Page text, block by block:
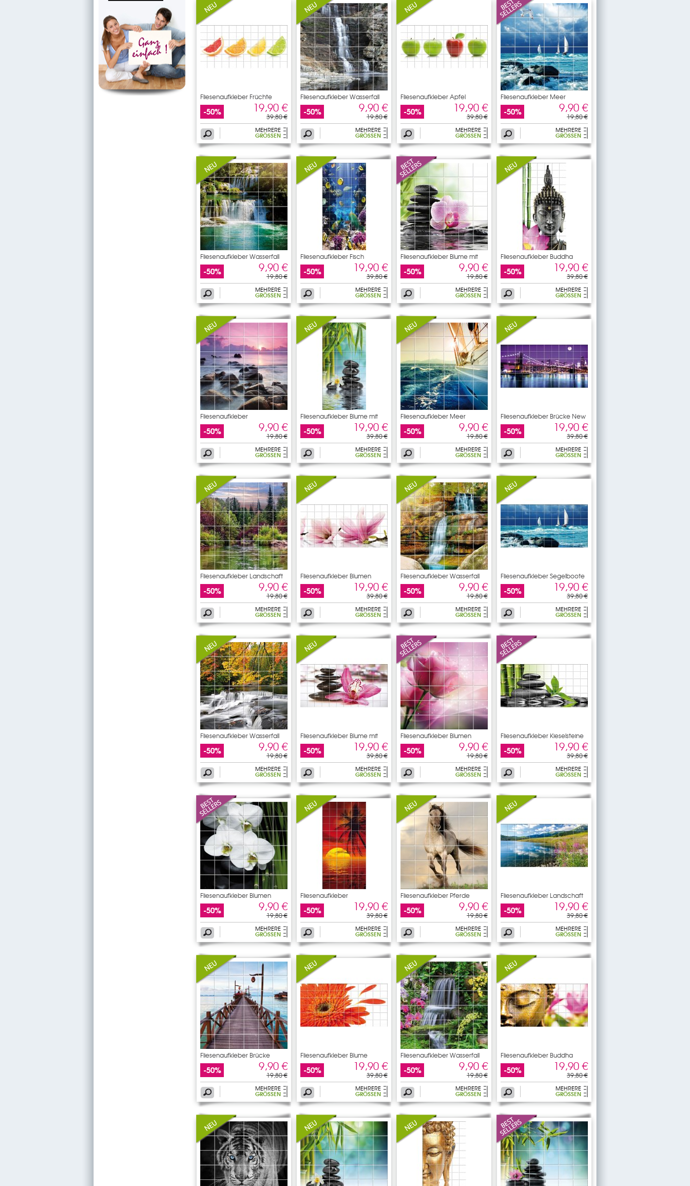
Fliesenaufkleber Früchte
-50% 19,90 €
39,80 €
MEHRERE
GRÖSSEN
Fliesenaufkleber Wasserfall
-50% 9,90 €
19,80 €
MEHRERE
GRÖSSEN
Fliesenaufkleber Apfel
-50% 19,90 €
39,80 €
MEHRERE
GRÖSSEN
Fliesenaufkleber Meer
-50% 9,90 €
19,80 €
MEHRERE
GRÖSSEN
Fliesenaufkleber Wasserfall
-50% 9,90 €
19,80 €
MEHRERE
GRÖSSEN
Fliesenaufkleber Fisch
-50% 19,90 €
39,80 €
MEHRERE
GRÖSSEN
Fliesenaufkleber Blume mit
-50% 9,90 €
19,80 €
MEHRERE
GRÖSSEN
Fliesenaufkleber Buddha
-50% 19,90 €
39,80 €
MEHRERE
GRÖSSEN
Fliesenaufkleber
-50% 9,90 €
19,80 €
MEHRERE
GRÖSSEN
Fliesenaufkleber Blume mit
-50% 19,90 €
39,80 €
MEHRERE
GRÖSSEN
Fliesenaufkleber Meer
-50% 9,90 €
19,80 €
MEHRERE
GRÖSSEN
Fliesenaufkleber Brücke New
-50% 19,90 €
39,80 €
MEHRERE
GRÖSSEN
Fliesenaufkleber Landschaft
-50% 9,90 €
19,80 €
MEHRERE
GRÖSSEN
Fliesenaufkleber Blumen
-50% 19,90 €
39,80 €
MEHRERE
GRÖSSEN
Fliesenaufkleber Wasserfall
-50% 9,90 €
19,80 €
MEHRERE
GRÖSSEN
Fliesenaufkleber Segelboote
-50% 19,90 €
39,80 €
MEHRERE
GRÖSSEN
Fliesenaufkleber Wasserfall
-50% 9,90 €
19,80 €
MEHRERE
GRÖSSEN
Fliesenaufkleber Blume mit
-50% 19,90 €
39,80 €
MEHRERE
GRÖSSEN
Fliesenaufkleber Blumen
-50% 9,90 €
19,80 €
MEHRERE
GRÖSSEN
Fliesenaufkleber Kieselsteine
-50% 19,90 €
39,80 €
MEHRERE
GRÖSSEN
Fliesenaufkleber Blumen
-50% 9,90 €
19,80 €
MEHRERE
GRÖSSEN
Fliesenaufkleber
-50% 19,90 €
39,80 €
MEHRERE
GRÖSSEN
Fliesenaufkleber Pferde
-50% 9,90 €
19,80 €
MEHRERE
GRÖSSEN
Fliesenaufkleber Landschaft
-50% 19,90 €
39,80 €
MEHRERE
GRÖSSEN
Fliesenaufkleber Brücke
-50% 9,90 €
19,80 €
MEHRERE
GRÖSSEN
Fliesenaufkleber Blume
-50% 19,90 €
39,80 €
MEHRERE
GRÖSSEN
Fliesenaufkleber Wasserfall
-50% 9,90 €
19,80 €
MEHRERE
GRÖSSEN
Fliesenaufkleber Buddha
-50% 19,90 €
39,80 €
MEHRERE
GRÖSSEN